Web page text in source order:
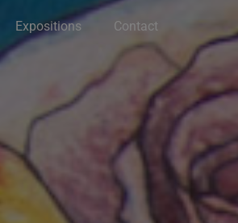
Expositions Contact